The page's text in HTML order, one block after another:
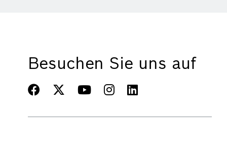
Besuchen Sie uns auf